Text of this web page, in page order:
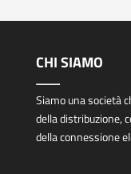
CHI SIAMO
Siamo una società
della distribuzione,
della connessione